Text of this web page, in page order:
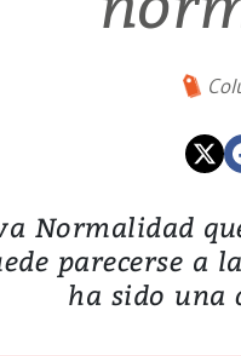
Normalidad
parecerse a
ha sido una